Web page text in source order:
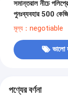
সমান্তরাল নীচে
পুনঃব্যবহার 500 কেজি
মূল্য：negotiable
ভালো
পণ্যের বর্ণনা